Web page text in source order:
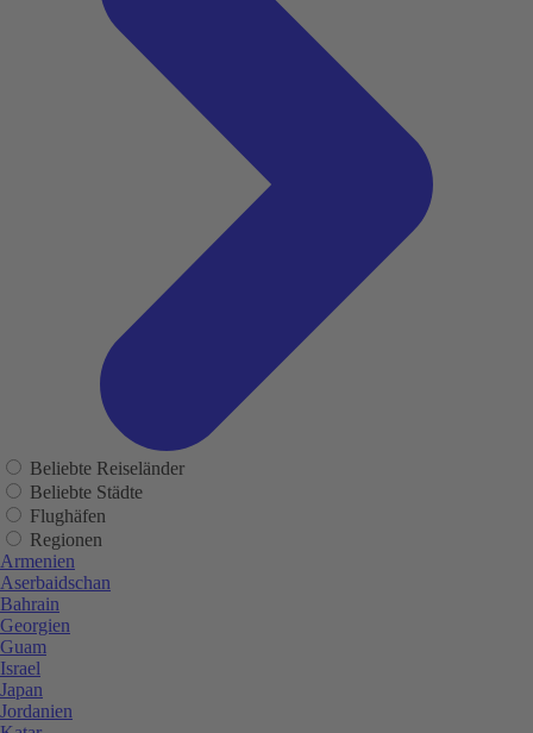
Beliebte Reiseländer
Beliebte Städte
Flughäfen
Regionen
Armenien
Aserbaidschan
Bahrain
Georgien
Guam
Israel
Japan
Jordanien